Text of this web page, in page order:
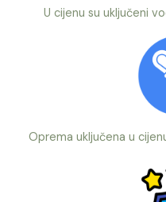
U cijenu su uključeni
Oprema uključena u